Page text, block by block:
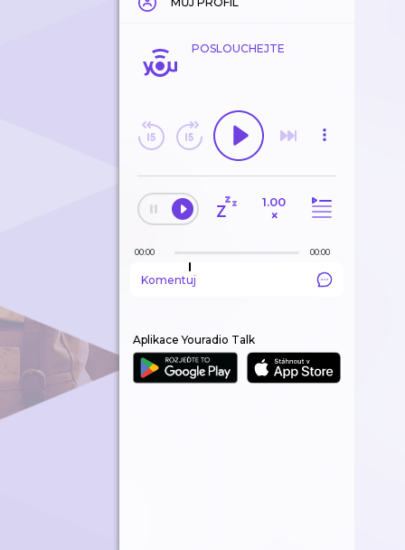
POSLOUCHEJTE
1.00
×
00:00 00:00
Komentuj
Aplikace Youradio Talk